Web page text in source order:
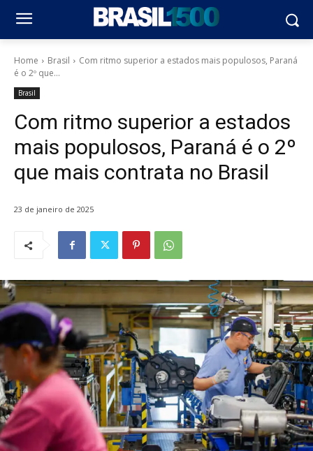
Home Brasil
Com ritmo superior a estados mais populosos, Paraná
é o 2º que...
Brasil
Com ritmo superior a estados
mais populosos, Paraná é o 2º
que mais contrata no Brasil
23 de janeiro de 2025